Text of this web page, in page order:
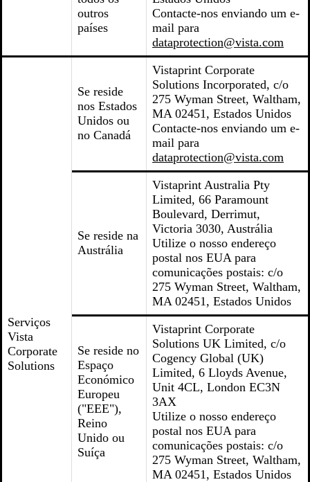
outros
países
Contacte-nos enviando um e-
mail para
dataprotection@vista.com
Serviços
Vista
Corporate
Solutions
Se reside
nos Estados
Unidos ou
no Canadá
Vistaprint Corporate
Solutions Incorporated, c/o
275 Wyman Street, Waltham,
MA 02451, Estados Unidos
Contacte-nos enviando um e-
mail para
dataprotection@vista.com
Se reside na
Austrália
Vistaprint Australia Pty
Limited, 66 Paramount
Boulevard, Derrimut,
Victoria 3030, Austrália
Utilize o nosso endereço
postal nos EUA para
comunicações postais: c/o
275 Wyman Street, Waltham,
MA 02451, Estados Unidos
Se reside no
Espaço
Económico
Europeu
("EEE"),
Reino
Unido ou
Suíça
Vistaprint Corporate
Solutions UK Limited, c/o
Cogency Global (UK)
Limited, 6 Lloyds Avenue,
Unit 4CL, London EC3N
3AX
Utilize o nosso endereço
postal nos EUA para
comunicações postais: c/o
275 Wyman Street, Waltham,
MA 02451, Estados Unidos